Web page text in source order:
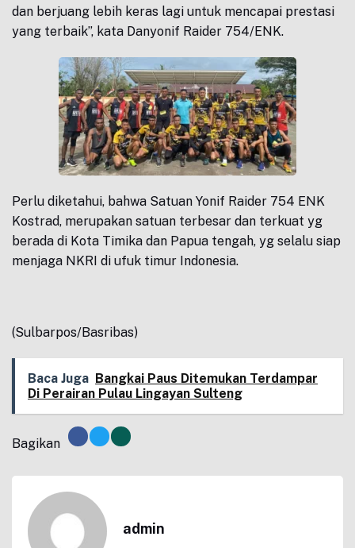
dan berjuang lebih keras lagi untuk mencapai prestasi
yang terbaik”, kata Danyonif Raider 754/ENK.
Perlu diketahui, bahwa Satuan Yonif Raider 754 ENK
Kostrad, merupakan satuan terbesar dan terkuat yg
berada di Kota Timika dan Papua tengah, yg selalu siap
menjaga NKRI di ufuk timur Indonesia.
(Sulbarpos/Basribas)
Baca Juga Bangkai Paus Ditemukan Terdampar
Di Perairan Pulau Lingayan Sulteng
Bagikan
admin